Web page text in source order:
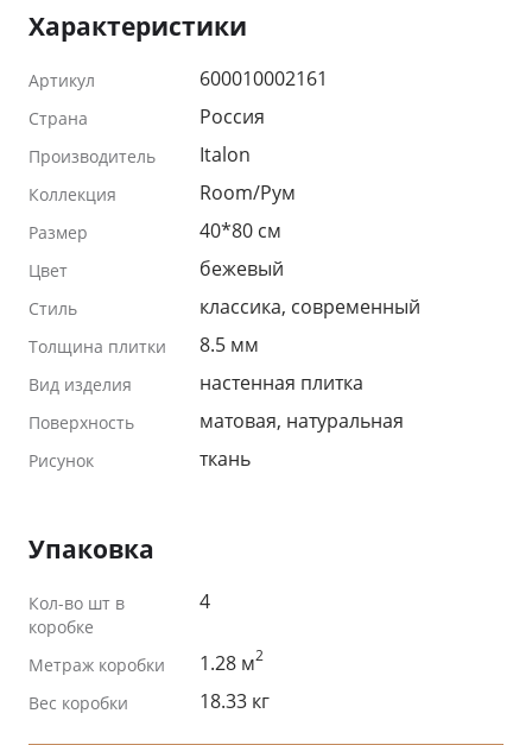
Характеристики
Артикул 600010002161
Страна Россия
Производитель Italon
Коллекция Room/Рум
Размер 40*80 см
Цвет бежевый
Стиль классика, современный
Толщина плитки 8.5 мм
Вид изделия настенная плитка
Поверхность матовая, натуральная
Рисунок ткань
Упаковка
Кол-во шт в
коробке
4
Метраж коробки 1.28 м2
Вес коробки 18.33 кг